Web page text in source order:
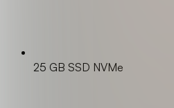
25 GB SSD NVMe